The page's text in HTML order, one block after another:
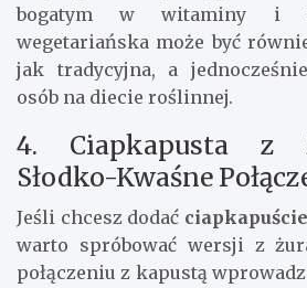
bogatym w witaminy i
wegetariańska może być
jak tradycyjna, a
osób na diecie roślinnej.
4. Ciapkapusta z
Słodko-Kwaśne
Jeśli chcesz dodać ciapkapuście
warto spróbować wersji z
połączeniu z kapustą